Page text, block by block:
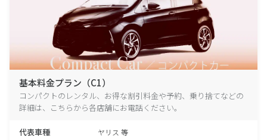
基本料金プラン（C1）
コンパクトのレンタル、お得な割引料金や予約、乗り捨てなどの
詳細は、こちらから各店舗にお電話ください。
代表車種 ヤリス 等